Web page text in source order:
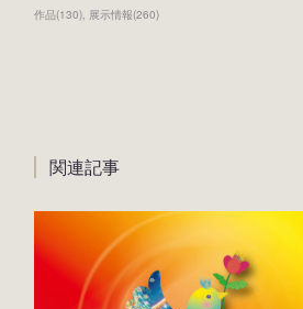
作品(130) 展示情報(260)
関連記事